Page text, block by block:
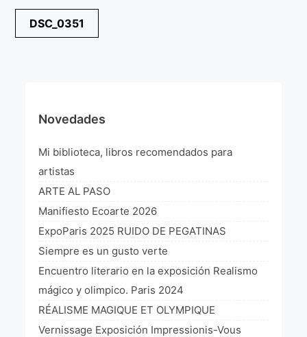
«Impressionnis-vous» Paris 2023
¡VIVE Molière! Un hommage latino-américain à
La Formule de l’art París 2020
L’art Latino-américain à Paris 2019
Reflecting Source. NY 2019
«Sincronías con sentido» Bogotá Colombia 2019
«Huellas trashumantes» New York 2018
Commissaire D’exposition
La Fórmula Científica Del Arte
Navegación
de
DSC_0351
Novedades
Mi biblioteca, libros recomendados para
artistas
ARTE AL PASO
Manifiesto Ecoarte 2026
ExpoParis 2025 RUIDO DE PEGATINAS
Siempre es un gusto verte
Encuentro literario en la exposición Realismo
mágico y olimpico. Paris 2024
RÉALISME MAGIQUE ET OLYMPIQUE
Vernissage Exposición Impressionis-Vous